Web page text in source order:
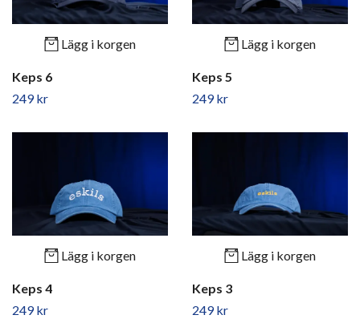
Lägg i korgen
Keps 6
249 kr
Lägg i korgen
Keps 5
249 kr
Lägg i korgen
Keps 4
249 kr
Lägg i korgen
Keps 3
249 kr